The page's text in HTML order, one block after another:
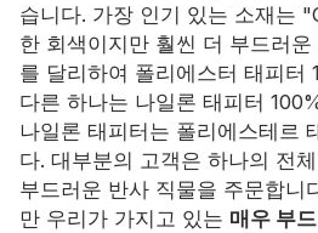
자격증
목록
비디오
연락하다
습니다. 가장 인기 있는 소재는
한 회색이지만 훨씬 더 부드러
를 달리하여 폴리에스터 태피터
다른 하나는 나일론 태피터
나일론 태피터는 폴리에스테르
다. 대부분의 고객은 하나의 전
부드러운 반사 직물을 주문합니
만 우리가 가지고 있는 매우 부